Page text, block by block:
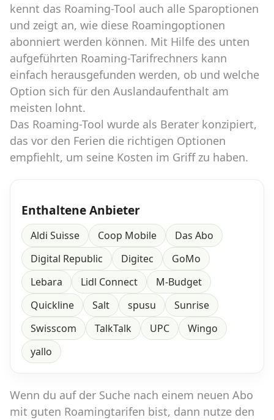
kennt das Roaming-Tool auch alle Sparoptionen
und zeigt an, wie diese Roamingoptionen
abonniert werden können. Mit Hilfe des unten
aufgeführten Roaming-Tarifrechners kann
einfach herausgefunden werden, ob und welche
Option sich für den Auslandaufenthalt am
meisten lohnt.
Das Roaming-Tool wurde als Berater konzipiert,
das vor den Ferien die richtigen Optionen
empfiehlt, um seine Kosten im Griff zu haben.
Enthaltene Anbieter
Aldi Suisse Coop Mobile
Das Abo
Digital Republic
Digitec
GoMo
Lebara
Lidl Connect
M-Budget
Quickline
Salt spusu
Sunrise
Swisscom
TalkTalk UPC
Wingo
yallo
Wenn du auf der Suche nach einem neuen Abo
mit guten Roamingtarifen bist, dann nutze den